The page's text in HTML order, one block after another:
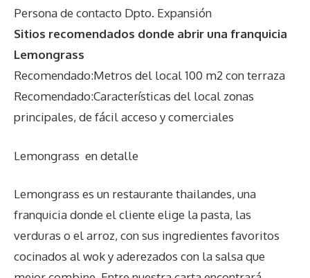
Persona de contacto Dpto. Expansión
Sitios recomendados donde abrir una franquicia
Lemongrass
Recomendado:Metros del local 100 m2 con terraza
Recomendado:Características del local zonas
principales, de fácil acceso y comerciales
Lemongrass en detalle
Lemongrass es un restaurante thailandes, una
franquicia donde el cliente elige la pasta, las
verduras o el arroz, con sus ingredientes favoritos
cocinados al wok y aderezados con la salsa que